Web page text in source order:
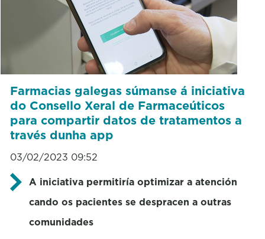
Farmacias galegas súmanse á iniciativa
do Consello Xeral de Farmaceúticos
para compartir datos de tratamentos a
través dunha app
03/02/2023 09:52
A iniciativa permitiría optimizar a atención
cando os pacientes se despracen a outras
comunidades